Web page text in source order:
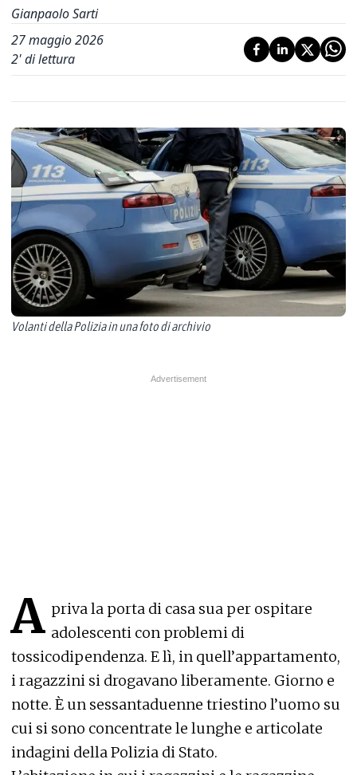
Gianpaolo Sarti
27 maggio 2026
2' di lettura
Volanti della Polizia in una foto di archivio
A priva la porta di casa sua per ospitare
adolescenti con problemi di
tossicodipendenza. E lì, in quell’appartamento,
i ragazzini si drogavano liberamente. Giorno e
notte. È un sessantaduenne triestino l’uomo su
cui si sono concentrate le lunghe e articolate
indagini della Polizia di Stato.